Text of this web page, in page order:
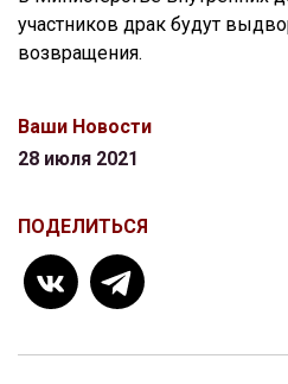
участников драк будут
возвращения.
Ваши Новости
28 июля 2021
ПОДЕЛИТЬСЯ